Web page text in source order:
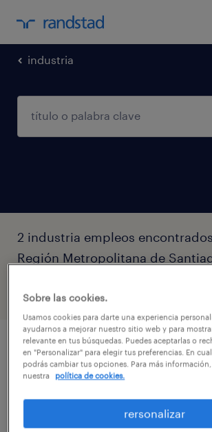
industria
2 industria empleos
Región Metropolitana de
filtro 2
técnico mantención planta
(telecomunicaciones) -
santiago, región metropolitana
tiempo completo
Sobre las cookies.
Usamos cookies para darte una experiencia
ayudarnos a mejorar nuestro sitio web y para
relevante en tus búsquedas. Puedes aceptarlas o
en "Personalizar" para elegir tus preferencias. En
podrás cambiar tus opciones. Para más
nuestra
política de cookies.
rersonalizar